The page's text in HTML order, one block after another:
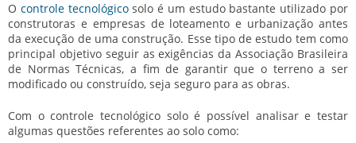
O controle tecnológicosolo é um estudo bastante utilizado por
construtoras e empresas de loteamento e urbanização antes
da execução de uma construção. Esse tipo de estudo tem como
principal objetivo seguir as exigências da Associação Brasileira
de Normas Técnicas, a fim de garantir que o terreno a ser
modificado ou construído, seja seguro para as obras.
Com ocontrole tecnológico soloé possível analisar e testar
algumas questões referentes ao solo como: